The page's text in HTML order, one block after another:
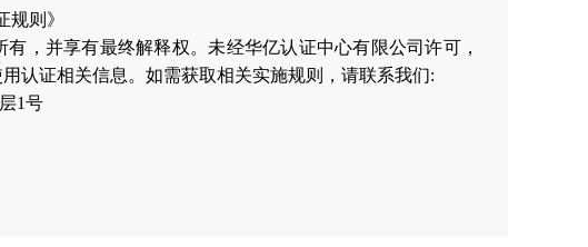
规则》
，并享有最终解释权。未经华亿认证中心有限公司许可，
认证相关信息。如需获取相关实施规则，请联系我们:
1号